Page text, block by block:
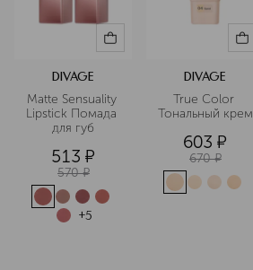
DIVAGE
Matte Sensuality
Lipstick Помада
для губ
513 ¤
570 ¤
+5
DIVAGE
True Color
Тональный крем
603 ¤
670 ¤